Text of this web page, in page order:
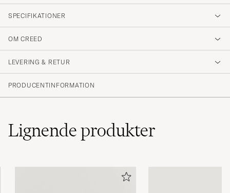
SPECIFIKATIONER
OM CREED
LEVERING & RETUR
PRODUCENTINFORMATION
Lignendeprodukter